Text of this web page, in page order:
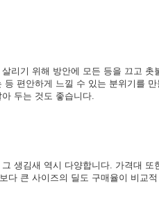
리기 위해 방안에 모든 등을 끄고
등 편안하게 느낄 수 있는 분위기를
두는 것도 좋습니다.
생김새 역시 다양합니다. 가격대
다 큰 사이즈의 딜도 구매율이 비교